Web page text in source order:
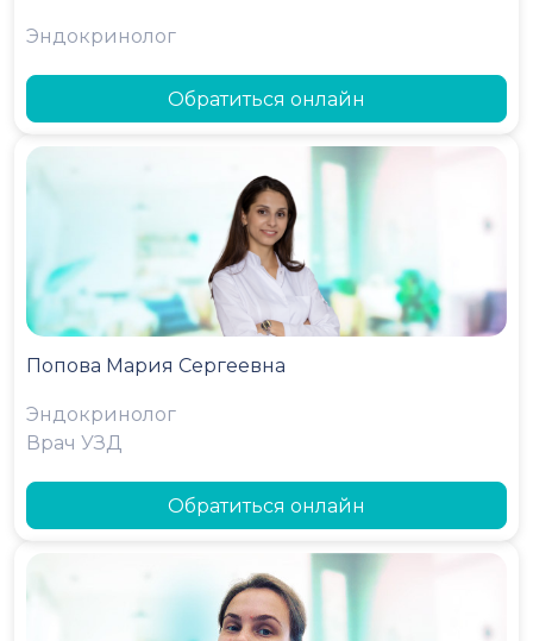
Эндокринолог
Обратиться онлайн
Попова Мария Сергеевна
Эндокринолог
Врач УЗД
Обратиться онлайн